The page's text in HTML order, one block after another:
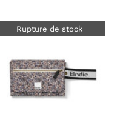
Rupture de stock
DÉTAILS